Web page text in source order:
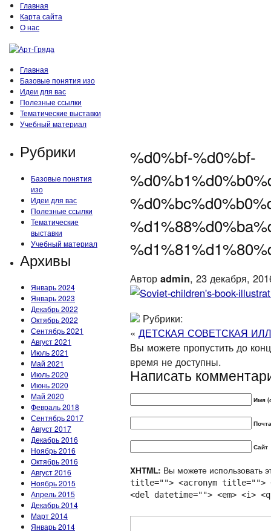
Главная
Карта сайта
О нас
Главная
Базовые понятия изо
Идеи для вас
Полезные ссылки
Тематические выставки
Учебный материал
Рубрики
Базовые понятия
изо
Идеи для вас
Полезные ссылки
Тематические
выставки
Учебный материал
Архивы
Январь 2024
Январь 2023
Декабрь 2022
Октябрь 2022
Сентябрь 2021
Август 2021
Июль 2021
Май 2021
Июль 2020
Июнь 2020
Май 2020
Февраль 2018
Сентябрь 2017
Август 2017
Декабрь 2016
Ноябрь 2016
Октябрь 2016
Август 2016
Ноябрь 2015
Апрель 2015
Декабрь 2014
Март 2014
Январь 2014
%d0%bf-%d0%bf-
Автор admin, 23 декабря,
Рубрики:
« ДЕТСКАЯ СОВЕТСКАЯ
Вы можете пропустить до
время не доступны.
Написать
Имя
Сайт
XHTML: Вы можете использовать
title=""> <acronym title="">
<del datetime=""> <em> <i>